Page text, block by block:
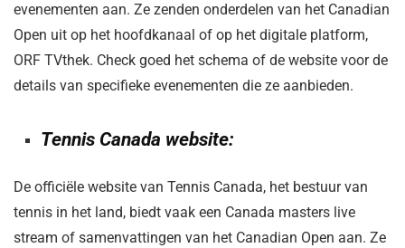
evenementen aan. Ze zenden onderdelen van het Canadian
Open uit op het hoofdkanaal of op het digitale platform,
ORF TVthek. Check goed het schema of de website voor de
details van specifieke evenementen die ze aanbieden.
Tennis Canada website:
De officiële website van Tennis Canada, het bestuur van
tennis in het land, biedt vaak een Canada masters live
stream of samenvattingen van het Canadian Open aan. Ze